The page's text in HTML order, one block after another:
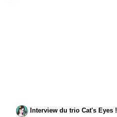
Interview du trio Cat's Eyes !